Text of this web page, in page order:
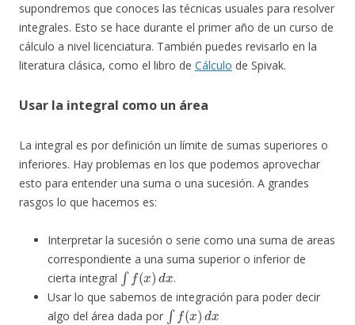
supondremos que conoces las técnicas usuales para resolver
integrales. Esto se hace durante el primer año de un curso de
cálculo a nivel licenciatura. También puedes revisarlo en la
literatura clásica, como el libro de Cálculo de Spivak.
Usar la integral como un área
La integral es por definición un límite de sumas superiores o
inferiores. Hay problemas en los que podemos aprovechar
esto para entender una suma o una sucesión. A grandes
rasgos lo que hacemos es:
Interpretar la sucesión o serie como una suma de areas
correspondiente a una suma superior o inferior de
cierta integral
∫f x)dx
.
Usar lo que sabemos de integración para poder decir
algo del área dada por
∫f(x)dx